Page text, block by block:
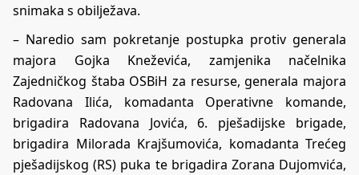
snimaka s obilježava.
– Naredio sam pokretanje postupka protiv generala
majora Gojka Kneževića, zamjenika načelnika
Zajedničkog štaba OSBiH za resurse, generala majora
Radovana Ilića, komadanta Operativne komande,
brigadira Radovana Jovića, 6. pješadijske brigade,
brigadira Milorada Krajšumovića, komadanta Trećeg
pješadijskog (RS) puka te brigadira Zorana Dujomvića,